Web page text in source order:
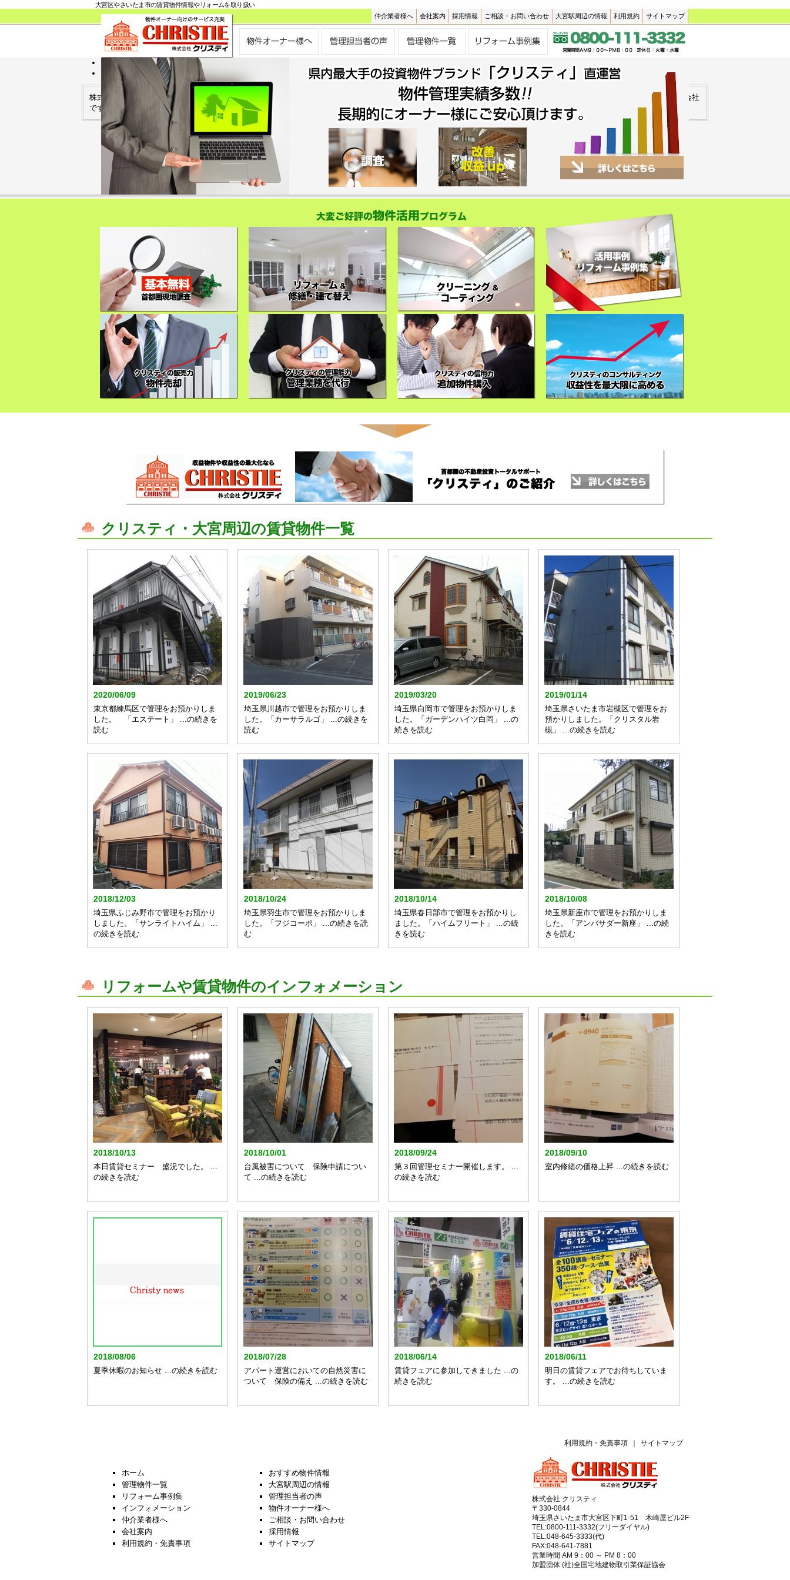
大宮区やさいたま市の賃貸物件情報やリォームを取り扱い
仲介業者様へ
会社案内 採用情報 ご相談・お問い合わせ 大宮駅周辺の情報 利用規約 サイトマップ
株式会社クリスティはさいたま市大宮区(大宮駅周辺・大宮駅前)、中央区、西区(三橋周辺)、見沼区、上尾市の賃貸物件(賃貸マンション・賃貸アパート・賃貸戸建て)の不動産会社
です。ペット可物件、敷金0礼金0物件、高級物件、人気賃貸住宅はお任せください！！さいたま市内、大宮区(大宮駅周辺)の賃貸物件はクリスティへ。
クリスティ・大宮周辺の賃貸物件一覧
2020/06/09
東京都練馬区で管理をお預かりしま
した。 「エステート」 ...の続きを
読む
2019/06/23
埼玉県川越市で管理をお預かりしま
した。「カーサラルゴ」 ...の続きを
読む
2019/03/20
埼玉県白岡市で管理をお預かりしま
した。「ガーデンハイツ白岡」 ...の
続きを読む
2019/01/14
埼玉県さいたま市岩槻区で管理をお
預かりしました。「クリスタル岩
槻」 ...の続きを読む
2018/12/03
埼玉県ふじみ野市で管理をお預かり
しました。「サンライトハイム」 ...
の続きを読む
2018/10/24
埼玉県羽生市で管理をお預かりしま
した。「フジコーポ」 ...の続きを読
む
2018/10/14
埼玉県春日部市で管理をお預かりし
ました。「ハイムフリート」 ...の続
きを読む
2018/10/08
埼玉県新座市で管理をお預かりしま
した。「アンバサダー新座」 ...の続
きを読む
リフォームや賃貸物件のインフォメーション
2018/10/13
本日賃貸セミナー 盛況でした。 ...
の続きを読む
2018/10/01
台風被害について 保険申請につい
て ...の続きを読む
2018/09/24
第３回管理セミナー開催します。 ...
の続きを読む
2018/09/10
室内修繕の価格上昇 ...の続きを読む
2018/08/06
夏季休暇のお知らせ ...の続きを読む
2018/07/28
アパート運営においての自然災害に
ついて 保険の備え ...の続きを読む
2018/06/14
賃貸フェアに参加してきました ...の
続きを読む
2018/06/11
明日の賃貸フェアでお待ちしていま
す。 ...の続きを読む
ホーム
おすすめ物件情報
管理物件一覧
大宮駅周辺の情報
リフォーム事例集
管理担当者の声
インフォメーション
物件オーナー様へ
仲介業者様へ
ご相談・お問い合わせ
会社案内
採用情報
利用規約・免責事項
サイトマップ
サイトマップ
利用規約・免責事項
株式会社 クリスティ
〒330-0844
埼玉県さいたま市大宮区下町1-51 木崎屋ビル2F
TEL:0800-111-3332(フリーダイヤル)
TEL:048-645-3333(代)
FAX:048-641-7881
営業時間 AM 9：00 ～ PM 8：00
加盟団体 (社)全国宅地建物取引業保証協会